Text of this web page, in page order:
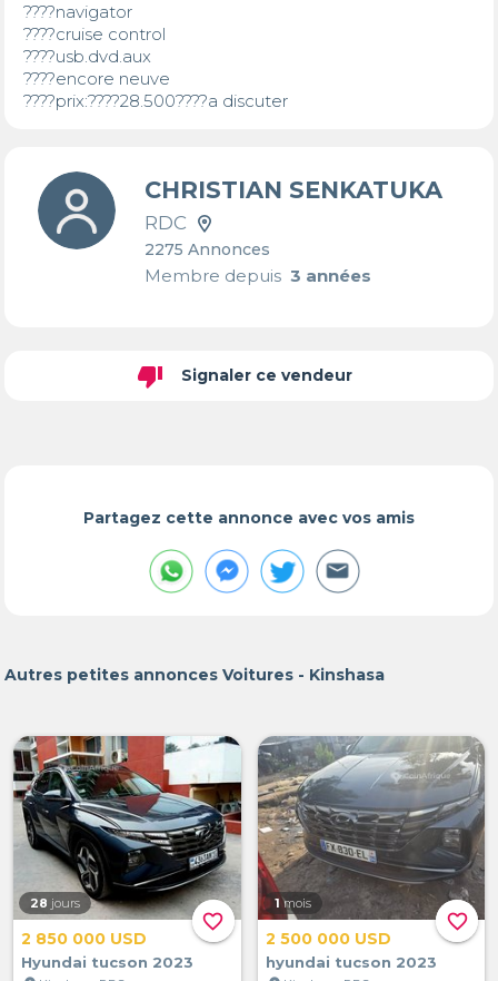
????navigator
????cruise control
????usb.dvd.aux
????encore neuve
????prix:????28.500????a discuter
CHRISTIAN SENKATUKA
RDC
2275 Annonces
Membre depuis3 années
thumb_down Signaler ce vendeur
Partagez cette annonce avec vos amis
Autres petites annonces Voitures - Kinshasa
favorite_border
28 jours
2 850 000 USD
Hyundai tucson 2023
favorite_border
1 mois
2 500 000 USD
hyundai tucson 2023